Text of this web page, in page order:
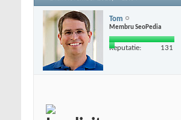
Tom
Membru SeoPedia
Reputatie: 131